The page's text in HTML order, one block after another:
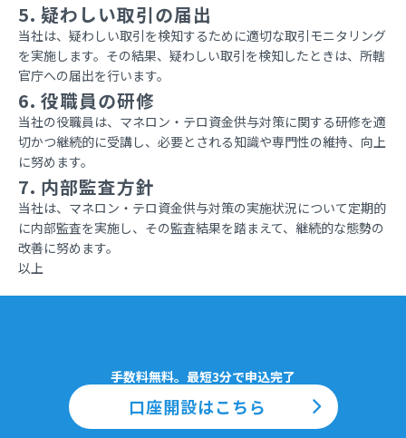
5. 疑わしい取引の届出
当社は、疑わしい取引を検知するために適切な取引モニタリング
を実施します。その結果、疑わしい取引を検知したときは、所轄
官庁への届出を行います。
6. 役職員の研修
当社の役職員は、マネロン・テロ資金供与対策に関する研修を適
切かつ継続的に受講し、必要とされる知識や専門性の維持、向上
に努めます。
7. 内部監査方針
当社は、マネロン・テロ資金供与対策の実施状況について定期的
に内部監査を実施し、その監査結果を踏まえて、継続的な態勢の
改善に努めます。
以上
手数料無料。最短3分で申込完了
口座開設はこちら